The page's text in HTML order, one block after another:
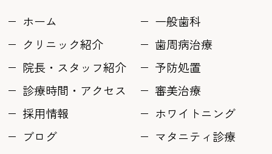
ホーム
一般歯科
クリニック紹介
歯周病治療
院長・スタッフ紹介
予防処置
診療時間・アクセス
審美治療
採用情報
ホワイトニング
ブログ
マタニティ診療